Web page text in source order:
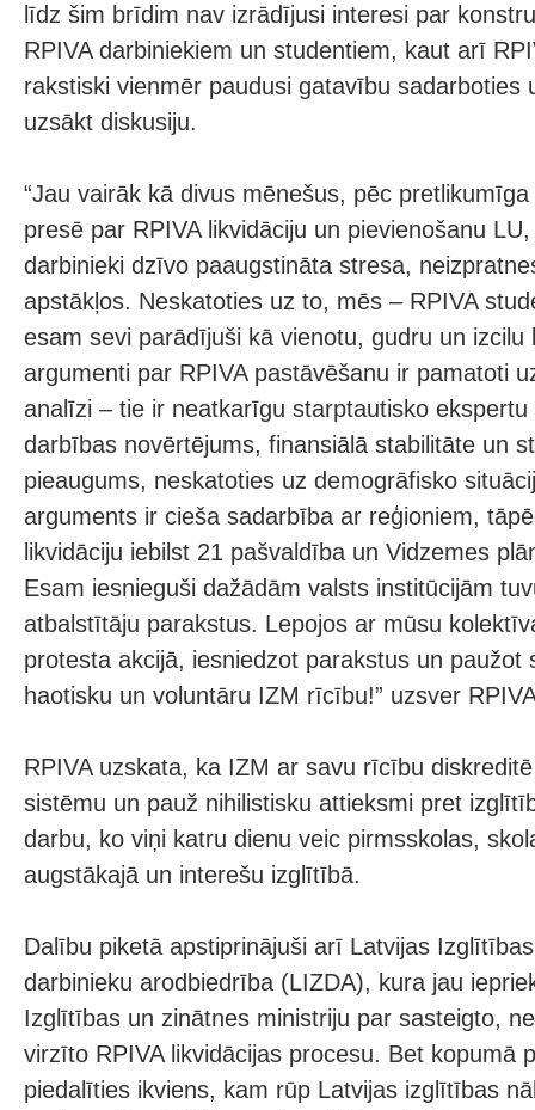
līdz šim brīdim nav izrādījusi interesi par
RPIVA darbiniekiem un studentiem, kaut arī
rakstiski vienmēr paudusi gatavību sadarboties
uzsākt diskusiju.
“Jau vairāk kā divus mēnešus, pēc
presē par RPIVA likvidāciju un pievienošanu
darbinieki dzīvo paaugstināta stresa,
apstākļos. Neskatoties uz to, mēs – RPIVA
esam sevi parādījuši kā vienotu, gudru un izcilu
argumenti par RPIVA pastāvēšanu ir pamatoti
analīzi – tie ir neatkarīgu starptautisko
darbības novērtējums, finansiālā stabilitāte un
pieaugums, neskatoties uz demogrāfisko
arguments ir cieša sadarbība ar reģioniem,
likvidāciju iebilst 21 pašvaldība un Vidzemes
Esam iesnieguši dažādām valsts institūcijām
atbalstītāju parakstus. Lepojos ar mūsu
protesta akcijā, iesniedzot parakstus un paužot
haotisku un voluntāru IZM rīcību!” uzsver
RPIVA uzskata, ka IZM ar savu rīcību
sistēmu un pauž nihilistisku attieksmi pret
darbu, ko viņi katru dienu veic pirmsskolas,
augstākajā un interešu izglītībā.
Dalību piketā apstiprinājuši arī Latvijas
darbinieku arodbiedrība (LIZDA), kura jau
Izglītības un zinātnes ministriju par sasteigto,
virzīto RPIVA likvidācijas procesu. Bet kopumā
piedalīties ikviens, kam rūp Latvijas izglītības